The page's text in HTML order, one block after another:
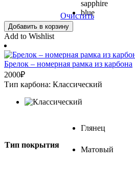
Очистить
Добавить в корзину
Add to Wishlist
Брелок – номерная рамка из карбона
2000₽
Тип карбона: Классический
Тип покрытия
Глянец
Матовый